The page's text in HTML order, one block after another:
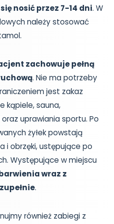
nosić przez 7-14 dni. W
należy stosować
zachowuje pełną
. Nie ma potrzeby
jest zakaz
kąpiele, sauna,
uprawiania sportu. Po
żyłek powstają
i obrzęki, ustępujące po
Występujące w miejscu
wraz z
.
również zabiegi z